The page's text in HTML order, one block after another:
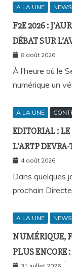
A LA UNE NEWS
F2E 2026 :
DÉBAT SUR
SÉNÉGALAISE
8 août 2026
À l’heure où le
numérique un
A LA UNE
EDITORIAL :
L’ARTP
CELUI DE
4 août 2026
Dans quelques
prochain
A LA UNE NEWS
NUMÉRIQUE,
PLUS ENCORE